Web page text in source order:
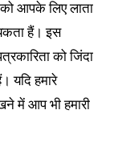
आपके लिए लाता
हैं। इस
को जिंदा
यदि हमारे
में आप भी हमारी